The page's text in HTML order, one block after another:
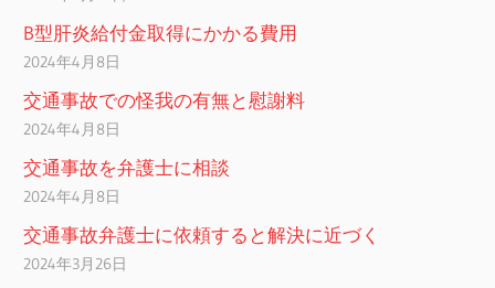
B型肝炎給付金取得にかかる費用
2024年4月8日
交通事故での怪我の有無と慰謝料
2024年4月8日
交通事故を弁護士に相談
2024年4月8日
交通事故弁護士に依頼すると解決に近づく
2024年3月26日